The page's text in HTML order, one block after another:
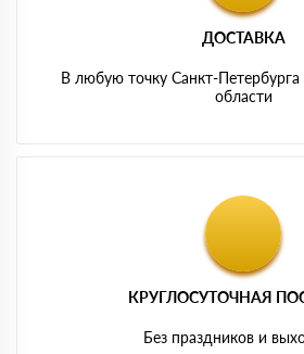
ДОСТАВКА
В любую точку Санкт-
области
КРУГЛОСУТОЧНАЯ
Без праздников и